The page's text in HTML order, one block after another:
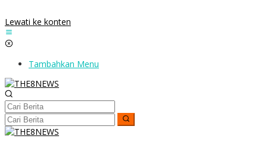
Lewati ke konten
Tambahkan Menu